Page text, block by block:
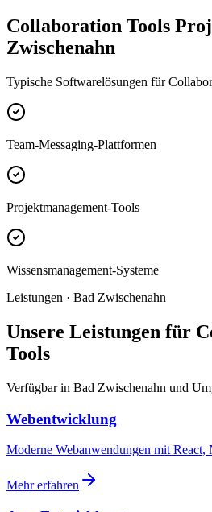
Collaboration Tools
Zwischenahn
Typische Softwarelösungen für
Team-Messaging-Plattformen
Projektmanagement-Tools
Wissensmanagement-Systeme
Leistungen · Bad Zwischenahn
Unsere Leistungen für
Tools
Verfügbar in Bad Zwischenahn und
Webentwicklung
Moderne Webanwendungen mit React,
Mehr erfahren